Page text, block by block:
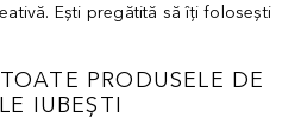
Ești pregătită să îți folosești
PRODUSELE DE
IUBEȘTI